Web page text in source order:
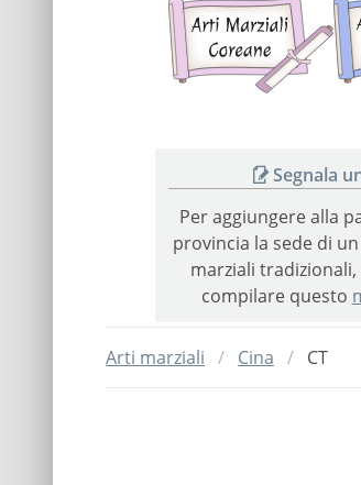
Arti
Segnala
Per aggiungere alla
provincia la sede di
marziali
compilare questo
Arti marziali Cina CT